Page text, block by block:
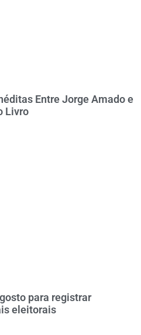
Entre Jorge Amado e
Livro
para registrar
eleitorais